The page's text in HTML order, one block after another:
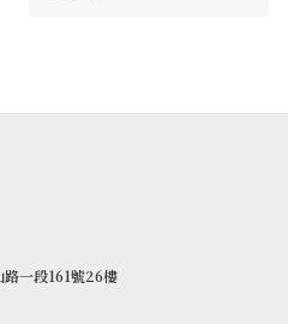
一段161號26樓